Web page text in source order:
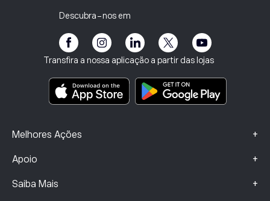
Descubra-nos em
Transfira a nossa aplicação a partir das lojas
Melhores Ações +
Apoio +
Vulnerabilidade do Cliente
Saiba Mais +
eToro Academia
Impressum
Regulamentação
Divulgação de riscos
Termos e Condições
Principais documentos informativos
Dados sobre Queixas (Clientes FCA)
Programa de Afiliados
Clube da eToro
Seguros de Investimento